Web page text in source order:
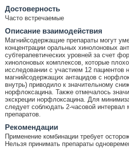
Достоверность
Часто встречаемые
Описание взаимодействия
Магнийсодержащие препараты могут
концентрации оральных хинолоновых
субтерапевтических уровней за счет
хинолоновых комплексов, которые
исследовании с участием 12 пациентов
магнийсодержащих антацидов с
внутрь) приводило к значительному
норфлоксацина. Также отмечалось
экскреции норфлоксацина. Для
следует соблюдать 2-часовой интервал
препаратов.
Рекомендации
Применение комбинации требует
Нельзя принимать препараты